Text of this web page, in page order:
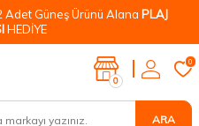
Adet Güneş Ürünü Alana PLAJ
HEDİYE
ARA
0
0